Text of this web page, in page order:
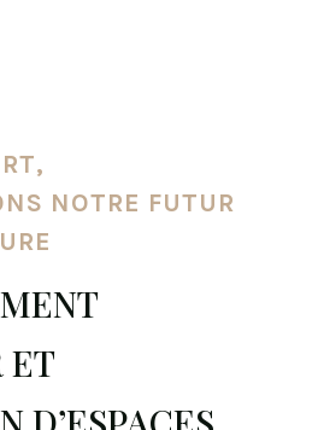
NOTRE FUTUR
ET